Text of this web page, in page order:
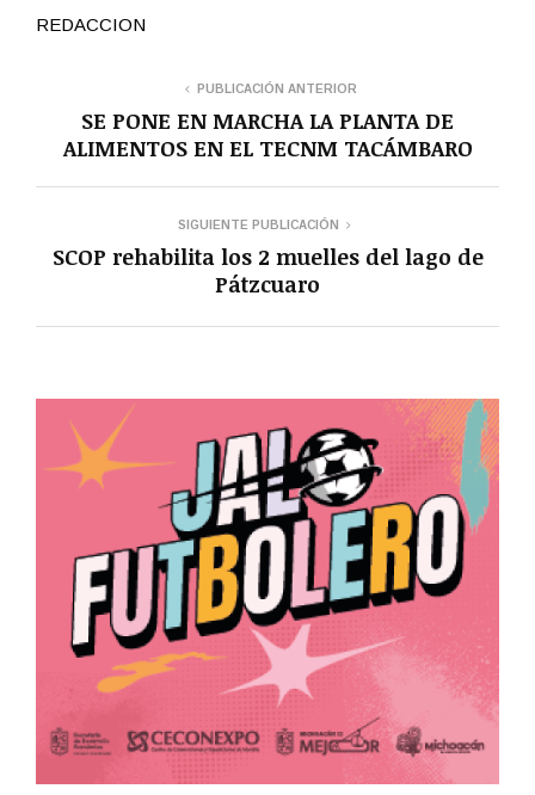
REDACCION
PUBLICACIÓN ANTERIOR
SE PONE EN MARCHA LA PLANTA DE
ALIMENTOS EN EL TECNM TACÁMBARO
SIGUIENTE PUBLICACIÓN
SCOP rehabilita los 2 muelles del lago de
Pátzcuaro